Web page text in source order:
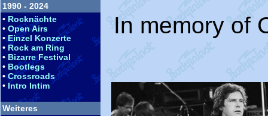
1990 - 2024
• Rocknächte
• Open Airs
•Einzel Konzerte
• Rock am Ring
• Bizarre Festival
• Bootlegs
•Crossroads
• Intro Intim
Weiteres
In memory of